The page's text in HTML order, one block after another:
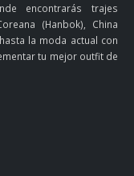
encontrarás trajes
(Hanbok), China
la moda actual con
tu mejor outfit de